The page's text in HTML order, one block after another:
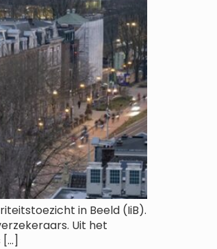
in Beeld (IiB).
Uit het